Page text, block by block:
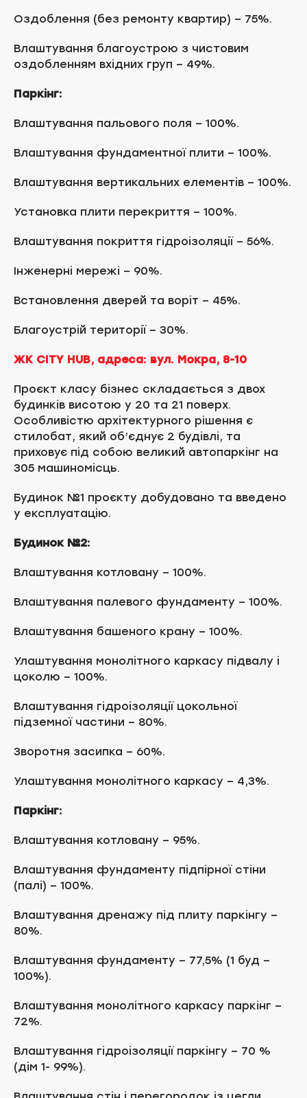
Оздоблення (без ремонту квартир) – 75%.
Влаштування благоустрою з чистовим
оздобленням вхідних груп – 49%.
Паркінг:
Влаштування пальового поля – 100%.
Влаштування фундаментної плити – 100%.
Влаштування вертикальних елементів – 100%.
Установка плити перекриття – 100%.
Влаштування покриття гідроізоляції – 56%.
Інженерні мережі – 90%.
Встановлення дверей та воріт – 45%.
Благоустрій території – 30%.
ЖК CITY HUB, адреса: вул. Мокра, 8-10
Проєкт класу бізнес складається з двох
будинків висотою у 20 та 21 поверх.
Особливістю архітектурного рішення є
стилобат, який об’єднує 2 будівлі, та
приховує під собою великий автопаркінг на
305 машиномісць.
Будинок №1 проєкту добудовано та введено
у експлуатацію.
Будинок №2:
Влаштування котловану – 100%.
Влаштування палевого фундаменту – 100%.
Влаштування башеного крану – 100%.
Улаштування монолітного каркасу підвалу і
цоколю – 100%.
Влаштування гідроізоляції цокольної
підземної частини – 80%.
Зворотня засипка – 60%.
Улаштування монолітного каркасу – 4,3%.
Паркінг:
Влаштування котловану – 95%.
Влаштування фундаменту підпірної стіни
(палі) – 100%.
Влаштування дренажу під плиту паркінгу –
80%.
Влаштування фундаменту – 77,5% (1 буд –
100%).
Влаштування монолітного каркасу паркінг –
72%.
Влаштування гідроізоляції паркінгу – 70 %
(дім 1- 99%).